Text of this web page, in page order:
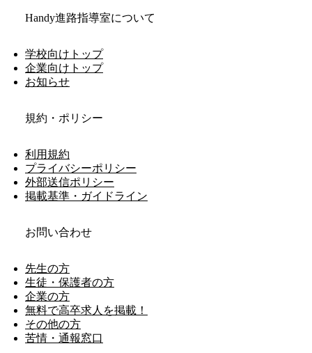
Handy進路指導室について
学校向けトップ
企業向けトップ
お知らせ
規約・ポリシー
利用規約
プライバシーポリシー
外部送信ポリシー
掲載基準・ガイドライン
お問い合わせ
先生の方
生徒・保護者の方
企業の方
無料で高卒求人を掲載！
その他の方
苦情・通報窓口